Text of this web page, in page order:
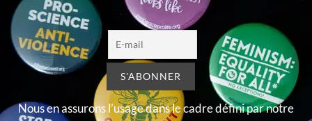
Nous en assurons l’usage dans le cadre défini par notre